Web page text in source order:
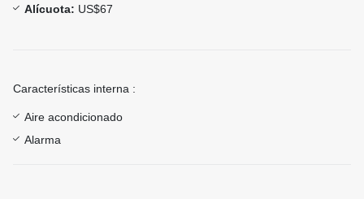
Alícuota: US$67
Características interna :
Aire acondicionado
Alarma